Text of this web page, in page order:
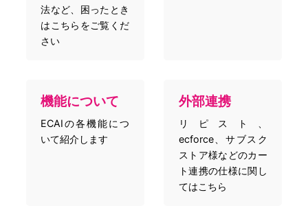
法など、困ったとき
はこちらをご覧くだ
さい
機能について
ECAIの各機能につ
いて紹介します
外部連携
リピスト、
ecforce、サブスク
ストア様などのカー
ト連携の仕様に関し
てはこちら